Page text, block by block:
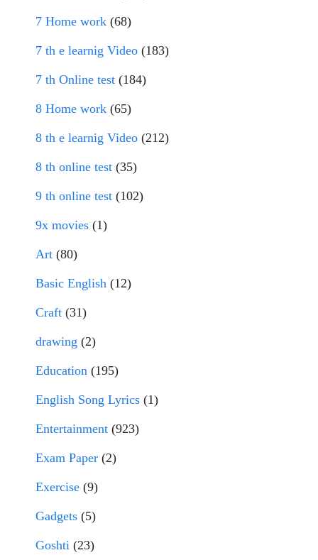
7 Home work (68)
7 th e learnig Video (183)
7 th Online test (184)
8 Home work (65)
8 th e learnig Video (212)
8 th online test (35)
9 th online test (102)
9x movies (1)
Art (80)
Basic English (12)
Craft (31)
drawing (2)
Education (195)
English Song Lyrics (1)
Entertainment (923)
Exam Paper (2)
Exercise (9)
Gadgets (5)
Goshti (23)